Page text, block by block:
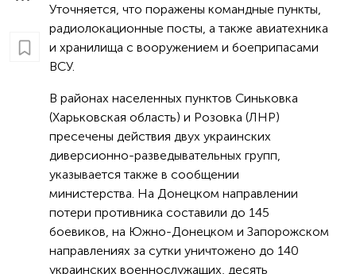
Уточняется, что поражены командные пункты,
радиолокационные посты, а также авиатехника
и хранилища с вооружением и боеприпасами
ВСУ.
В районах населенных пунктов Синьковка
(Харьковская область) и Розовка (ЛНР)
пресечены действия двух украинских
диверсионно-разведывательных групп,
указывается также в сообщении
министерства. На Донецком направлении
потери противника составили до 145
боевиков, на Южно-Донецком и Запорожском
направлениях за сутки уничтожено до 140
украинских военнослужащих, десять